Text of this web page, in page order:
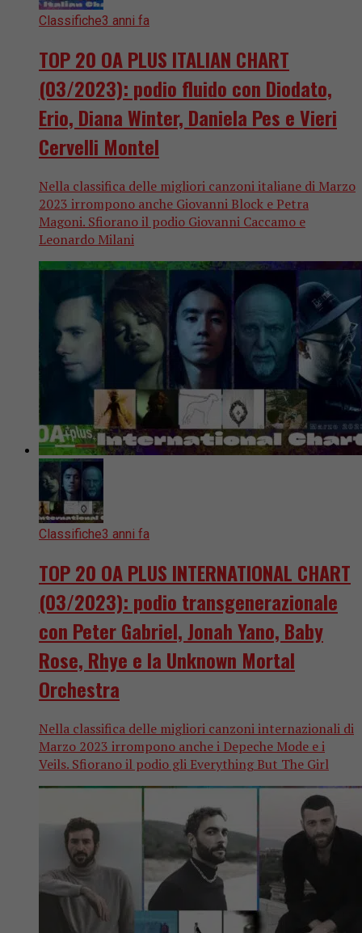
Classifiche3 anni fa
TOP 20 OA PLUS ITALIAN CHART
(03/2023): podio fluido con Diodato,
Erio, Diana Winter, Daniela Pes e Vieri
Cervelli Montel
Nella classifica delle migliori canzoni italiane di Marzo
2023 irrompono anche Giovanni Block e Petra
Magoni. Sfiorano il podio Giovanni Caccamo e
Leonardo Milani
Classifiche3 anni fa
TOP 20 OA PLUS INTERNATIONAL CHART
(03/2023): podio transgenerazionale
con Peter Gabriel, Jonah Yano, Baby
Rose, Rhye e la Unknown Mortal
Orchestra
Nella classifica delle migliori canzoni internazionali di
Marzo 2023 irrompono anche i Depeche Mode e i
Veils. Sfiorano il podio gli Everything But The Girl